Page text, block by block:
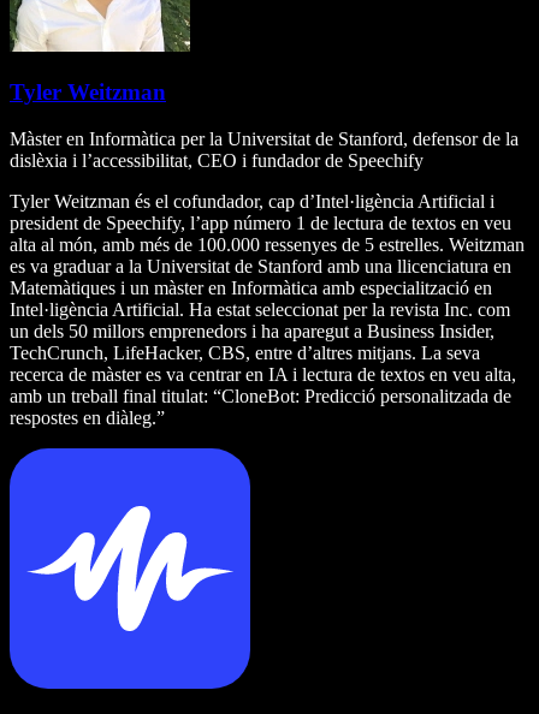
Tyler Weitzman
Màster en Informàtica per la Universitat de Stanford, defensor de la
dislèxia i l’accessibilitat, CEO i fundador de Speechify
Tyler Weitzman és el cofundador, cap d’Intel·ligència Artificial i
president de Speechify, l’app número 1 de lectura de textos en veu
alta al món, amb més de 100.000 ressenyes de 5 estrelles. Weitzman
es va graduar a la Universitat de Stanford amb una llicenciatura en
Matemàtiques i un màster en Informàtica amb especialització en
Intel·ligència Artificial. Ha estat seleccionat per la revista Inc. com
un dels 50 millors emprenedors i ha aparegut a Business Insider,
TechCrunch, LifeHacker, CBS, entre d’altres mitjans. La seva
recerca de màster es va centrar en IA i lectura de textos en veu alta,
amb un treball final titulat: “CloneBot: Predicció personalitzada de
respostes en diàleg.”